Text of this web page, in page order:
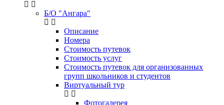
Б/О "Ангара"
Описание
Номера
Стоимость путевок
Стоимость услуг
Стоимость путевок для организованных
групп школьников и студентов
Виртуальный тур
Фотогалерея